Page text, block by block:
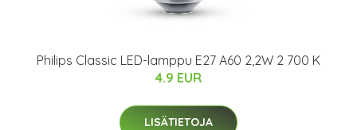
Philips Classic LED-lamppu E27 A60 2,2W 2 700 K
4.9 EUR
LISÄTIETOJA